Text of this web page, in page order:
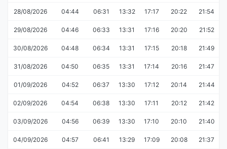
28/08/2026 04:44 06:31 13:32 17:17 20:22 21:54
29/08/2026 04:46 06:33 13:31 17:16 20:20 21:52
30/08/2026 04:48 06:34 13:31 17:15 20:18 21:49
31/08/2026 04:50 06:35 13:31 17:14 20:16 21:47
01/09/2026 04:52 06:37 13:30 17:12 20:14 21:44
02/09/2026 04:54 06:38 13:30 17:11 20:12 21:42
03/09/2026 04:56 06:39 13:30 17:10 20:10 21:40
04/09/2026 04:57 06:41 13:29 17:09 20:08 21:37